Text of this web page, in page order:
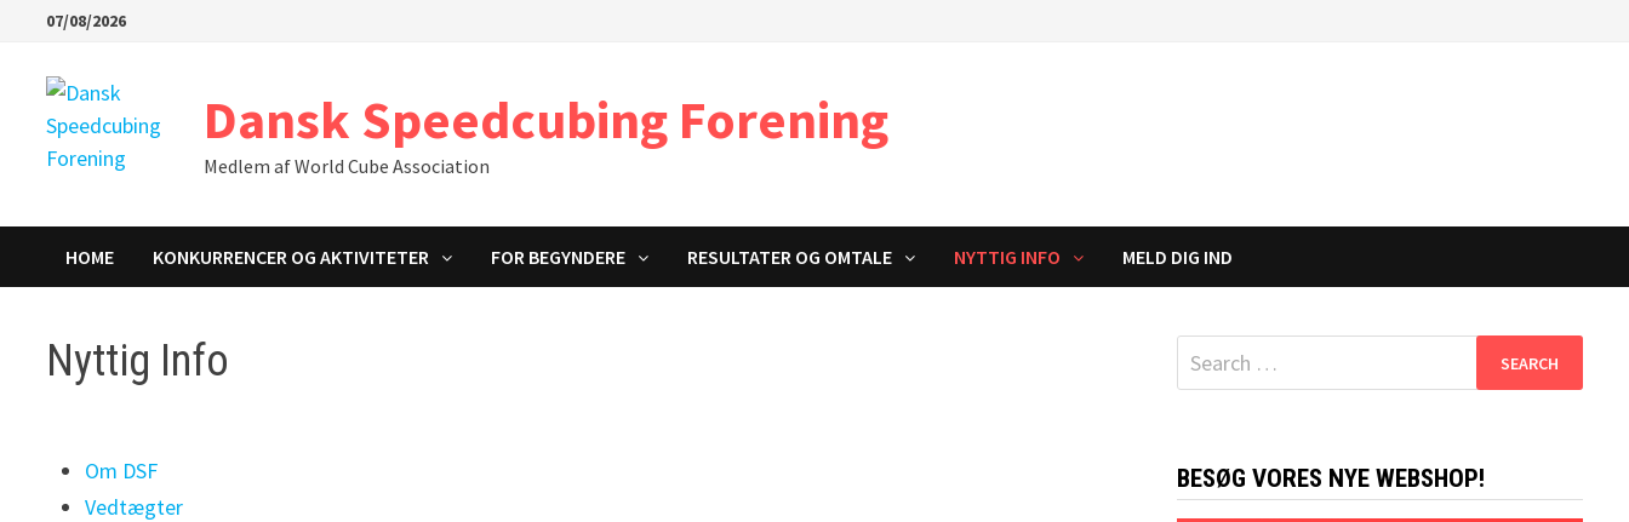
content
07/08/2026
Dansk Speedcubing Forening
Medlem af World Cube Association
HOME KONKURRENCER OG AKTIVITETER FOR BEGYNDERE RESULTATER OG OMTALE NYTTIG INFO MELD DIG IND
Nyttig Info
Om DSF
Vedtægter
Search
for:
BESØG VORES NYE WEBSHOP!